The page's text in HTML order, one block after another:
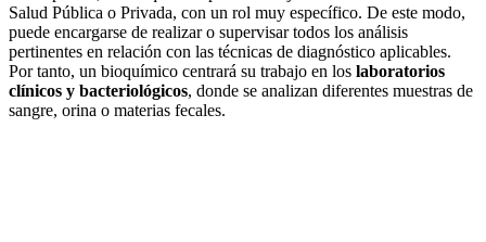
Salud Pública o Privada, con un rol muy específico. De este modo,
puede encargarse de realizar o supervisar todos los análisis
pertinentes en relación con las técnicas de diagnóstico aplicables.
Por tanto, un bioquímico centrará su trabajo en los laboratorios
clínicos y bacteriológicos, donde se analizan diferentes muestras de
sangre, orina o materias fecales.